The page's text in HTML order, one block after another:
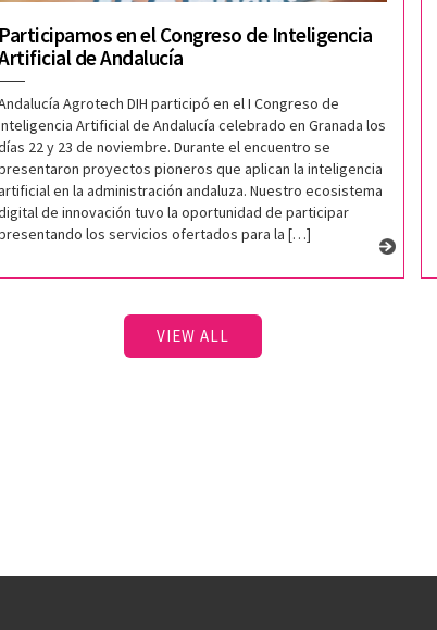
Participamos en el Congreso de Inteligencia
de Andalucía
Agrotech DIH participó en el I Congreso de
Artificial de Andalucía celebrado en Granada los
22 y 23 de noviembre. Durante el encuentro se
proyectos pioneros que aplican la inteligencia
en la administración andaluza. Nuestro ecosistema
de innovación tuvo la oportunidad de participar
los servicios ofertados para la […]
VIEW ALL